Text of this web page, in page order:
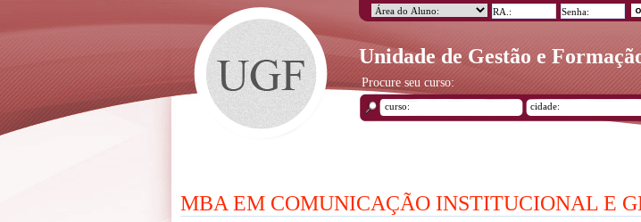
Unidade de Gestão e
Procure seu curso:
MBA EM COMUNICAÇÃO INSTITUCIONAL E